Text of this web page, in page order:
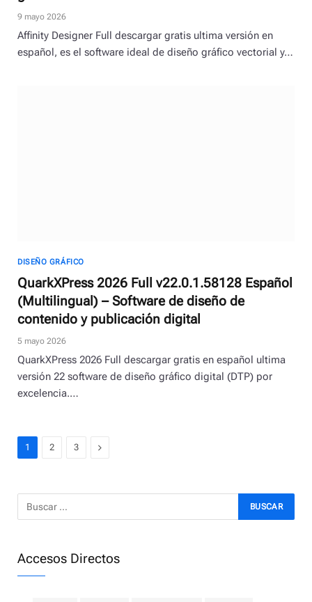
9 mayo 2026
Affinity Designer Full descargar gratis ultima versión en
español, es el software ideal de diseño gráfico vectorial y…
DISEÑO GRÁFICO
QuarkXPress 2026 Full v22.0.1.58128 Español
(Multilingual) – Software de diseño de
contenido y publicación digital
5 mayo 2026
QuarkXPress 2026 Full descargar gratis en español ultima
versión 22 software de diseño gráfico digital (DTP) por
excelencia.…
1 2 3 Next
Accesos Directos